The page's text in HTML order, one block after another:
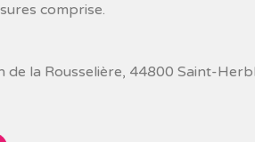
comprise.
de la Rousselière, 44800 Saint-